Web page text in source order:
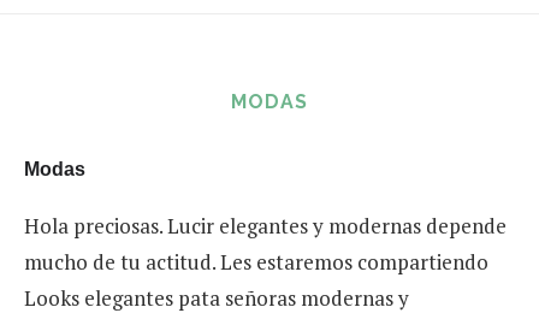
MODAS
Modas
Hola preciosas. Lucir elegantes y modernas depende
mucho de tu actitud. Les estaremos compartiendo
Looks elegantes pata señoras modernas y